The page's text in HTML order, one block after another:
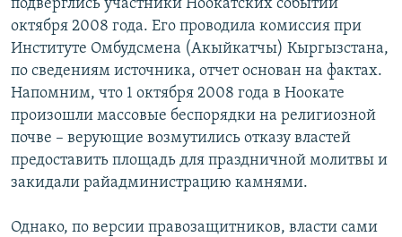
ТОҶИКӢ
TÜRKMENÇE
Все сайты РСЕ/РС
подверглись участники Ноокатских событий
октября 2008 года. Его проводила комиссия при
Институте Омбудсмена (Акыйкатчы) Кыргызстана,
по сведениям источника, отчет основан на фактах.
Напомним, что 1 октября 2008 года в Ноокате
произошли массовые беспорядки на религиозной
почве – верующие возмутились отказу властей
предоставить площадь для праздничной молитвы и
закидали райадминистрацию камнями.
Однако, по версии правозащитников, власти сами